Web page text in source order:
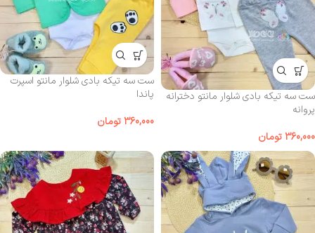
ست سه تیکه بادی شلوار مانتو دخترانه
پروانه
360,000تومان
ست سه تیکه بادی شلوار مانتو اسپرت
پاندا
360,000تومان